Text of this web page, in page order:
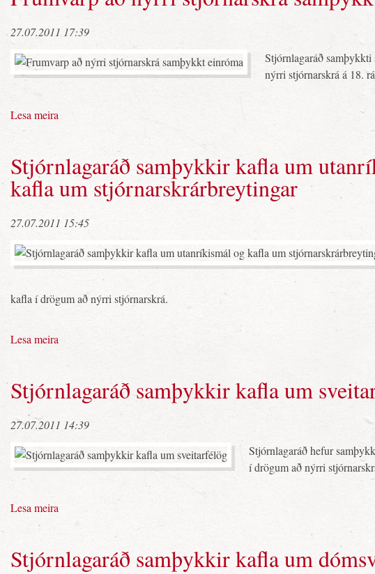
27.07.2011 17:39
Stjórnlagaráð
nýrri stjórnarskrá á 18.
Lesa meira
Stjórnlagaráð samþykkir kafla um
kafla um stjórnarskrárbreytingar
27.07.2011 15:45
kafla í drögum að nýrri stjórnarskrá.
Lesa meira
Stjórnlagaráð samþykkir kafla um
27.07.2011 14:39
Stjórnlagaráð hefur
í drögum að nýrri
Lesa meira
Stjórnlagaráð samþykkir kafla um